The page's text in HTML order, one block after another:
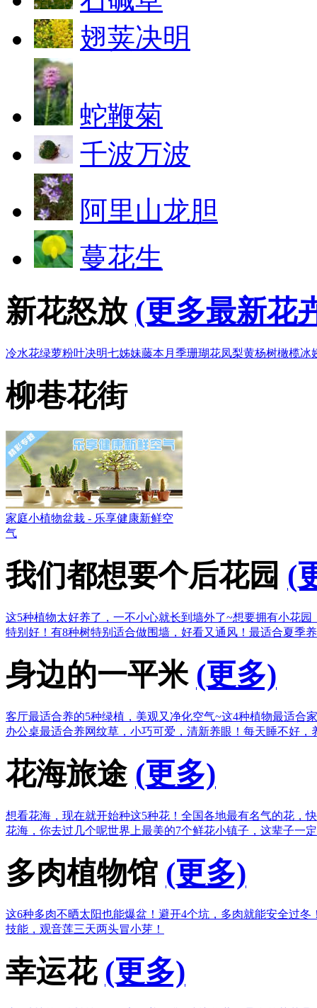
翅荚决明
蛇鞭菊
千波万波
阿里山龙胆
蔓花生
新花怒放 (更多最新花
冷水花绿萝粉叶决明七姊妹藤本月季珊瑚花凤梨黄杨树橄榄冰
柳巷花街
家庭小植物盆栽 - 乐享健康新鲜空
气
我们都想要个后花园 (
这5种植物太好养了，一不小心就长到墙外了~想要拥有小花园
特别好！ 有8种树特别适合做围墙，好看又通风！ 最适合夏季
身边的一平米 (更多)
客厅最适合养的5种绿植，美观又净化空气~这4种植物最适合
办公桌最适合养网纹草，小巧可爱，清新养眼！ 每天睡不好，
花海旅途 (更多)
想看花海，现在就开始种这5种花！ 全国各地最有名气的花，
花海，你去过几个呢世界上最美的7个鲜花小镇子，这辈子一
多肉植物馆 (更多)
这6种多肉不晒太阳也能爆盆！ 避开4个坑，多肉就能安全过冬
技能，观音莲三天两头冒小芽！
幸运花 (更多)